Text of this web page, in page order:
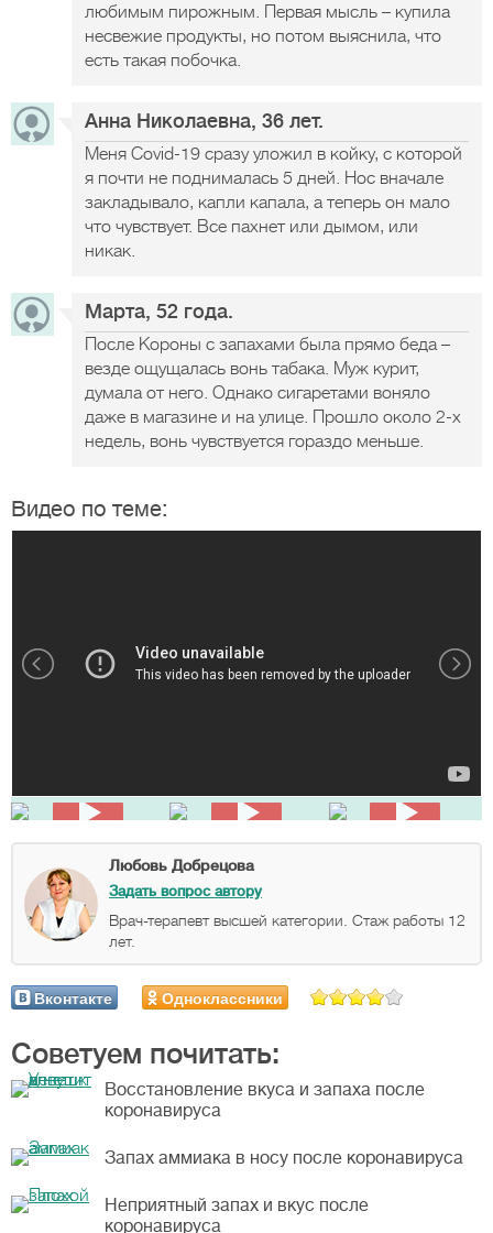
любимым пирожным. Первая мысль – купила
несвежие продукты, но потом выяснила, что
есть такая побочка.
Анна Николаевна, 36 лет.
Меня Covid-19 сразу уложил в койку, с которой
я почти не поднималась 5 дней. Нос вначале
закладывало, капли капала, а теперь он мало
что чувствует. Все пахнет или дымом, или
никак.
Марта, 52 года.
После Короны с запахами была прямо беда –
везде ощущалась вонь табака. Муж курит,
думала от него. Однако сигаретами воняло
даже в магазине и на улице. Прошло около 2-х
недель, вонь чувствуется гораздо меньше.
Видео по теме:
Любовь Добрецова
Задать вопрос автору
Врач-терапевт высшей категории. Стаж работы 12
лет.
Вконтакте Одноклассники
Советуем почитать:
Восстановление вкуса и запаха после
коронавируса
Запах аммиака в носу после коронавируса
Неприятный запах и вкус после
коронавируса